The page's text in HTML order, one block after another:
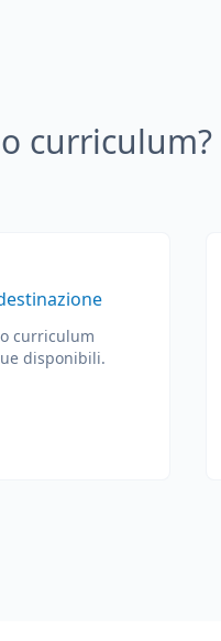
curriculum?
curriculum
disponibili.